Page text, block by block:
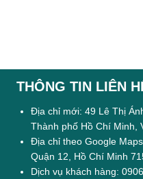
THÔNG TIN LIÊN
Địa chỉ mới: 49 Lê Thị
Thành phố Hồ Chí Minh,
Địa chỉ theo Google
Quận 12, Hồ Chí Minh
Dịch vụ khách hàng: